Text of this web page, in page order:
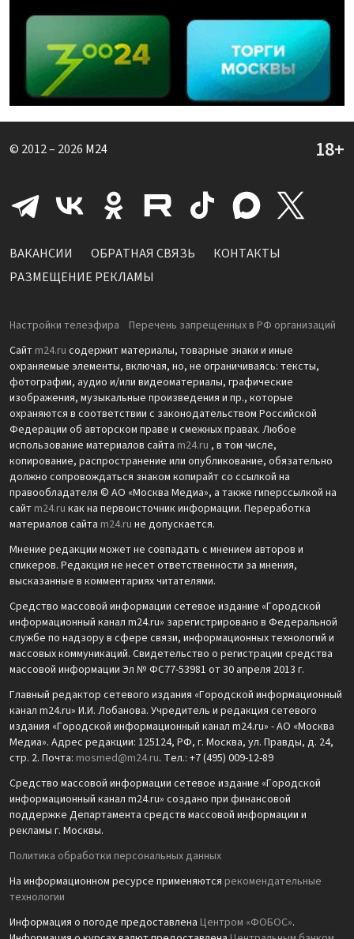
© 2012 – 2026 M24
ВАКАНСИИ ОБРАТНАЯ СВЯЗЬ
КОНТАКТЫ
РАЗМЕЩЕНИЕ РЕКЛАМЫ
Настройки телеэфира
Перечень запрещенных в РФ организаций
Сайт m24.ru содержит материалы, товарные знаки и иные
охраняемые элементы, включая, но, не ограничиваясь: тексты,
фотографии, аудио и/или видеоматериалы, графические
изображения, музыкальные произведения и пр., которые
охраняются в соответствии с законодательством Российской
Федерации об авторском праве и смежных правах. Любое
использование материалов сайта m24.ru , в том числе,
копирование, распространение или опубликование, обязательно
должно сопровождаться знаком копирайт со ссылкой на
правообладателя © АО «Москва Медиа», а также гиперссылкой на
сайт m24.ru как на первоисточник информации. Переработка
материалов сайта m24.ru не допускается.
Мнение редакции может не совпадать с мнением авторов и
спикеров. Редакция не несет ответственности за мнения,
высказанные в комментариях читателями.
Средство массовой информации сетевое издание «Городской
информационный канал m24.ru» зарегистрировано в Федеральной
службе по надзору в сфере связи, информационных технологий и
массовых коммуникаций. Свидетельство о регистрации средства
массовой информации Эл № ФС77-53981 от 30 апреля 2013 г.
Главный редактор сетевого издания «Городской информационный
канал m24.ru» И.И. Лобанова. Учредитель и редакция сетевого
издания «Городской информационный канал m24.ru» - АО «Москва
Медиа». Адрес редакции: 125124, РФ, г. Москва, ул. Правды, д. 24,
стр. 2. Почта: mosmed@m24.ru. Тел.: +7 (495) 009-12-89
Средство массовой информации сетевое издание «Городской
информационный канал m24.ru» создано при финансовой
поддержке Департамента средств массовой информации и
рекламы г. Москвы.
Политика обработки персональных данных
На информационном ресурсе применяются рекомендательные
технологии
Информация о погоде предоставлена Центром «ФОБОС».